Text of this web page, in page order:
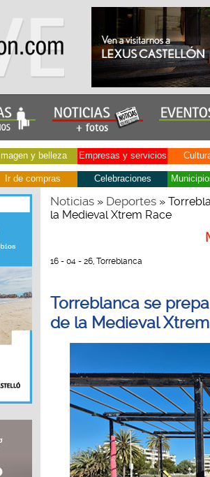
Imagen y belleza Empresas y servicios
Ir de compras Celebraciones
Noticias» Deportes»
la Medieval Xtrem Race
16 - 04 - 26, Torreblanca
Torreblanca se
de la Medieval